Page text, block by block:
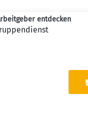
Navigation
entdecken